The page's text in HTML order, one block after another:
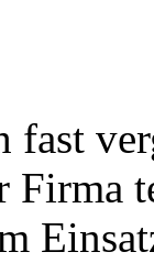
fast
Firma